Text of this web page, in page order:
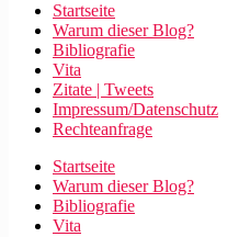
Startseite
Warum dieser Blog?
Bibliografie
Vita
Zitate | Tweets
Impressum/Datenschutz
Rechteanfrage
Startseite
Warum dieser Blog?
Bibliografie
Vita